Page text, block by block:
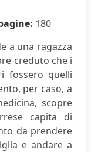
180
a una ragazza
creduto che i
fossero quelli
per caso, a
scopre
capita di
da prendere
e andare a